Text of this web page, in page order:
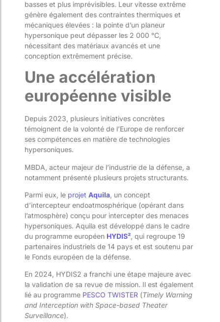
basses et plus imprévisibles. Leur vitesse extrême
génère également des contraintes thermiques et
mécaniques élevées : la pointe d’un planeur
hypersonique peut dépasser les 2 000 °C,
nécessitant des matériaux avancés et une
conception extrêmement précise.
Une accélération
européenne visible
Depuis 2023, plusieurs initiatives concrètes
témoignent de la volonté de l’Europe de renforcer
ses compétences en matière de technologies
hypersoniques.
MBDA, acteur majeur de l’industrie de la défense, a
notamment présenté plusieurs projets structurants.
Parmi eux, le projet Aquila , un concept
d’intercepteur endoatmosphérique (opérant dans
l’atmosphère) conçu pour intercepter des menaces
hypersoniques. Aquila est développé dans le cadre
du programme européen HYDIS² , qui regroupe 19
partenaires industriels de 14 pays et est soutenu par
le Fonds européen de la défense.
En 2024, HYDIS2 a franchi une étape majeure avec
la validation de sa revue de mission. Il est également
lié au programme PESCO TWISTER (Timely Warning
and Interception with Space-based Theater
Surveillance).